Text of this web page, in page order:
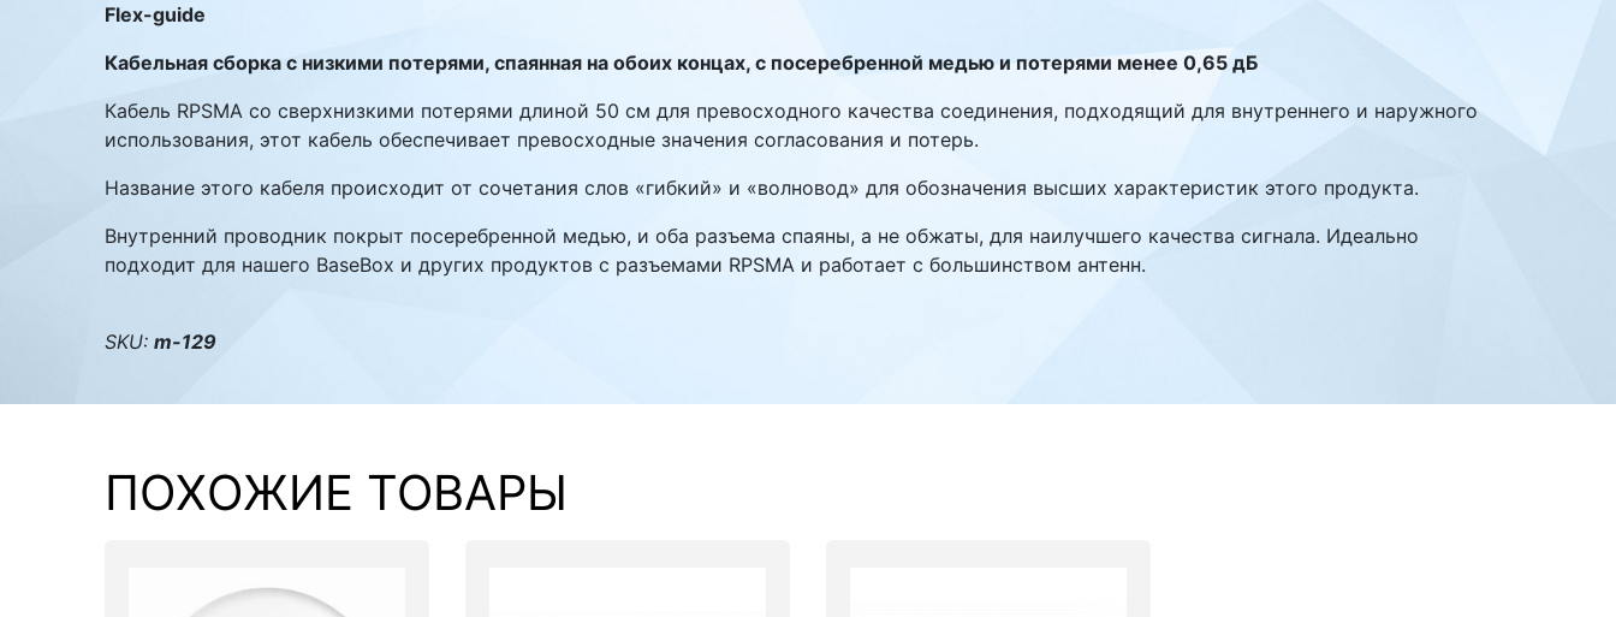
Digital Signage
Видеонаблюдение
Компьютеры Fujitsu
Flex-guide
Кабельная сборка с низкими потерями, спаянная на обоих концах, с посеребренной медью и потерями менее 0,65 дБ
Кабель RPSMA со сверхнизкими потерями длиной 50 см для превосходного качества соединения, подходящий для внутреннего и наружного
использования, этот кабель обеспечивает превосходные значения согласования и потерь.
Название этого кабеля происходит от сочетания слов «гибкий» и «волновод» для обозначения высших характеристик этого продукта.
Внутренний проводник покрыт посеребренной медью, и оба разъема спаяны, а не обжаты, для наилучшего качества сигнала. Идеально
подходит для нашего BaseBox и других продуктов с разъемами RPSMA и работает с большинством антенн.
SKU: m-129
ПОХОЖИЕ ТОВАРЫ